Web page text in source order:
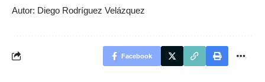
Autor: Diego Rodríguez Velázquez
Facebook